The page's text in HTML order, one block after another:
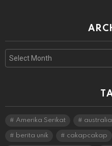
Archives
Amerika Serikat australia
berita unik cakapcakap